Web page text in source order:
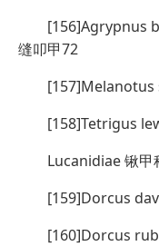
[156]Agrypnus
缝叩甲72
[157]Melanotus
[158]Tetrigus
Lucanidiae 锹甲
[159]Dorcus
[160]Dorcus